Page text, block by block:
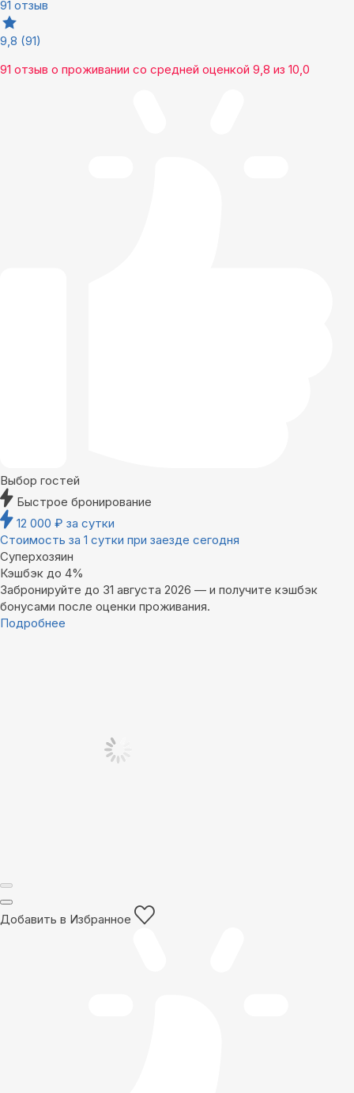
91 отзыв
9,8 (91)
91 отзыв о проживании со средней оценкой 9,8 из 10,0
Выбор гостей
Быстрое бронирование
12 000 ₽ за сутки
Стоимость за 1 сутки при заезде сегодня
Суперхозяин
Кэшбэк до 4%
Забронируйте до 31 августа 2026 — и получите кэшбэк
бонусами после оценки проживания.
Подробнее
Добавить в Избранное